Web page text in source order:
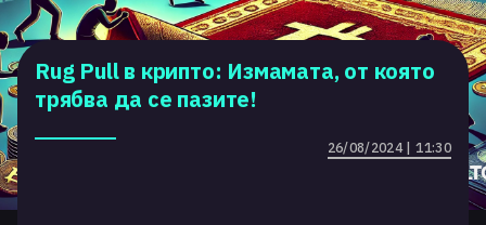
Rug Pull в крипто: Измамата, от която
трябва да се пазите!
26/08/2024 | 11:30